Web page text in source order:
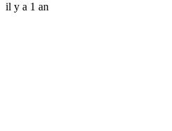
il y a 1 an